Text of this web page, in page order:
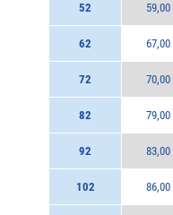
52 59,00
62 67,00
72 70,00
82 79,00
92 83,00
102 86,00